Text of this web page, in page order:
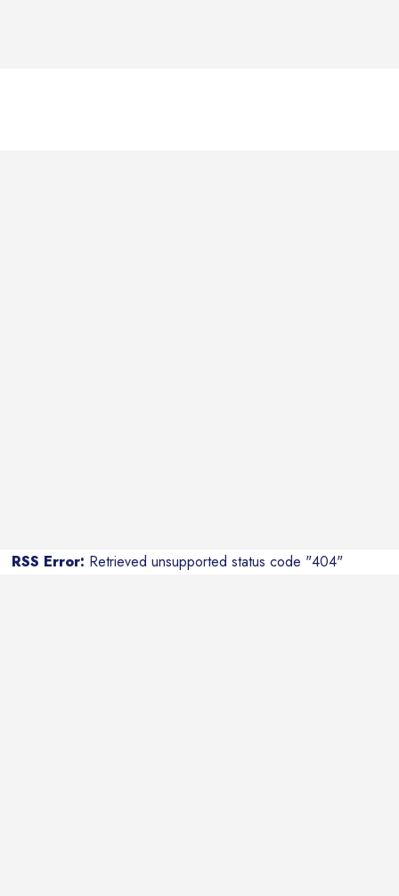
RSS Error: Retrieved unsupported status code "404"